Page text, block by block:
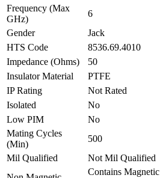
Frequency (Max
GHz)
6
Gender
Jack
HTS Code
8536.69.4010
Impedance (Ohms)
50
Insulator Material
PTFE
IP Rating
Not Rated
Isolated
No
Low PIM
No
Mating Cycles
(Min)
500
Mil Qualified
Not Mil Qualified
Contains Magnetic